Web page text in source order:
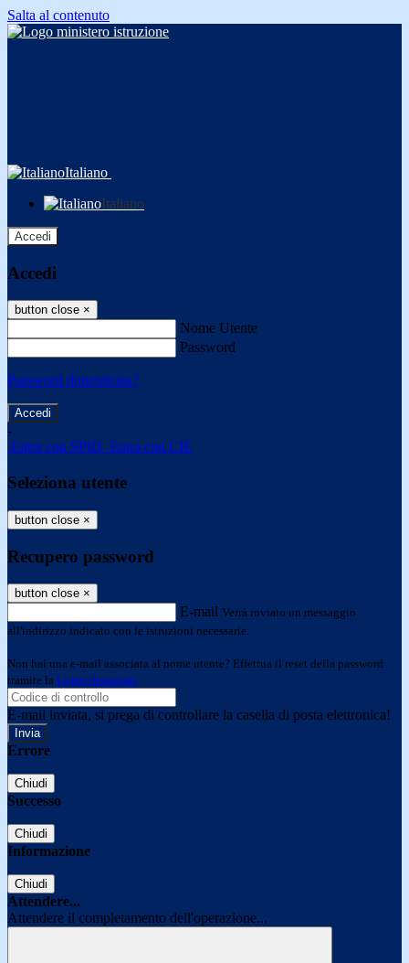
Salta al contenuto
Italiano
Italiano
Accedi
Accedi
button close ×
Nome Utente
Password
Password dimenticata?
-
Entra con SPID Entra con CIE
Seleziona utente
button close ×
Recupero password
button close ×
E-mail Verrà inviato un messaggio
all'indirizzo indicato con le istruzioni necessarie.
Non hai una e-mail associata al nome utente? Effettua il reset della password
tramite la Login Spaggiari
E-mail inviata, si prega di controllare la casella di posta elettronica!
Errore
Chiudi
Successo
Chiudi
Informazione
Chiudi
Attendere...
Attendere il completamento dell'operazione...